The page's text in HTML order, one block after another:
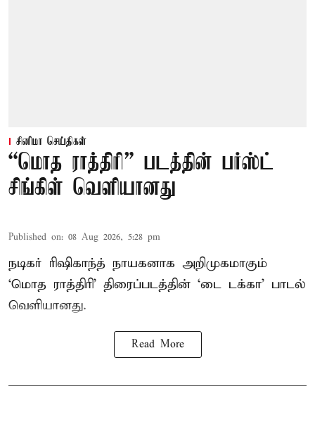
சினிமா செய்திகள்
“மொத ராத்திரி” படத்தின் பர்ஸ்ட்
சிங்கிள் வெளியானது
Published on: 08 Aug 2026, 5:28 pm
நடிகர் ரிஷிகாந்த் நாயகனாக அறிமுகமாகும்
‘மொத ராத்திரி’ திரைப்படத்தின் ‘டை டக்கா’ பாடல்
வெளியானது.
Read More